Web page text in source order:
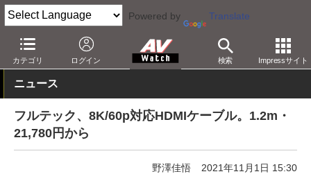
Powered by Translate
カテゴリ ログイン 検索 Impressサイト
AV Watch 製品 AV周辺機器
ニュース
フルテック、8K/60p対応HDMIケーブル。1.2m・
21,780円から
野澤佳悟 2021年11月1日 15:30